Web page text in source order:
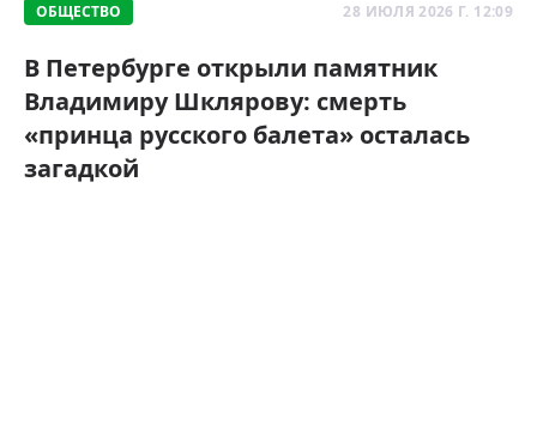
ОБЩЕСТВО 28 ИЮЛЯ 2026 Г. 12:09
В Петербурге открыли памятник
Владимиру Шклярову: смерть
«принца русского балета» осталась
загадкой